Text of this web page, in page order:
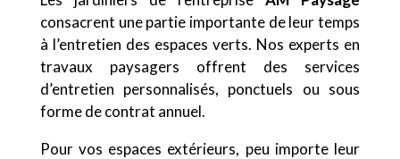
consacrent une partie importante de leur temps
à l’entretien des espaces verts. Nos experts en
travaux paysagers offrent des services
d’entretien personnalisés, ponctuels ou sous
forme de contrat annuel.
Pour vos espaces extérieurs, peu importe leur